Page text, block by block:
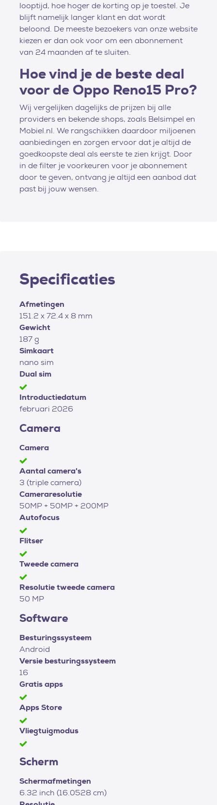
looptijd, hoe hoger de korting op je toestel. Je
blijft namelijk langer klant en dat wordt
beloond. De meeste bezoekers van onze website
kiezen er dan ook voor om een abonnement
van 24 maanden af te sluiten.
Hoe vind je de beste deal
voor de Oppo Reno15 Pro?
Wij vergelijken dagelijks de prijzen bij alle
providers en bekende shops, zoals Belsimpel en
Mobiel.nl. We rangschikken daardoor miljoenen
aanbiedingen en zorgen ervoor dat je altijd de
goedkoopste deal als eerste te zien krijgt. Door
in de filter je voorkeuren voor je abonnement
door te geven, ontvang je altijd een aanbod dat
past bij jouw wensen.
Specificaties
Afmetingen
151.2 x 72.4 x 8 mm
Gewicht
187 g
Simkaart
nano sim
Dual sim
Introductiedatum
februari 2026
Camera
Camera
Aantal camera's
3 (triple camera)
Cameraresolutie
50MP + 50MP + 200MP
Autofocus
Flitser
Tweede camera
Resolutie tweede camera
50 MP
Software
Besturingssysteem
Android
Versie besturingssysteem
16
Gratis apps
Apps Store
Vliegtuigmodus
Scherm
Schermafmetingen
6.32 inch (16.0528 cm)